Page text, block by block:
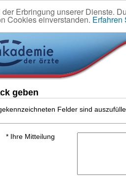
Erbringung unserer Dienste.
Cookies einverstanden. Erfahren
geben
Felder sind
* Ihre Mitteilung